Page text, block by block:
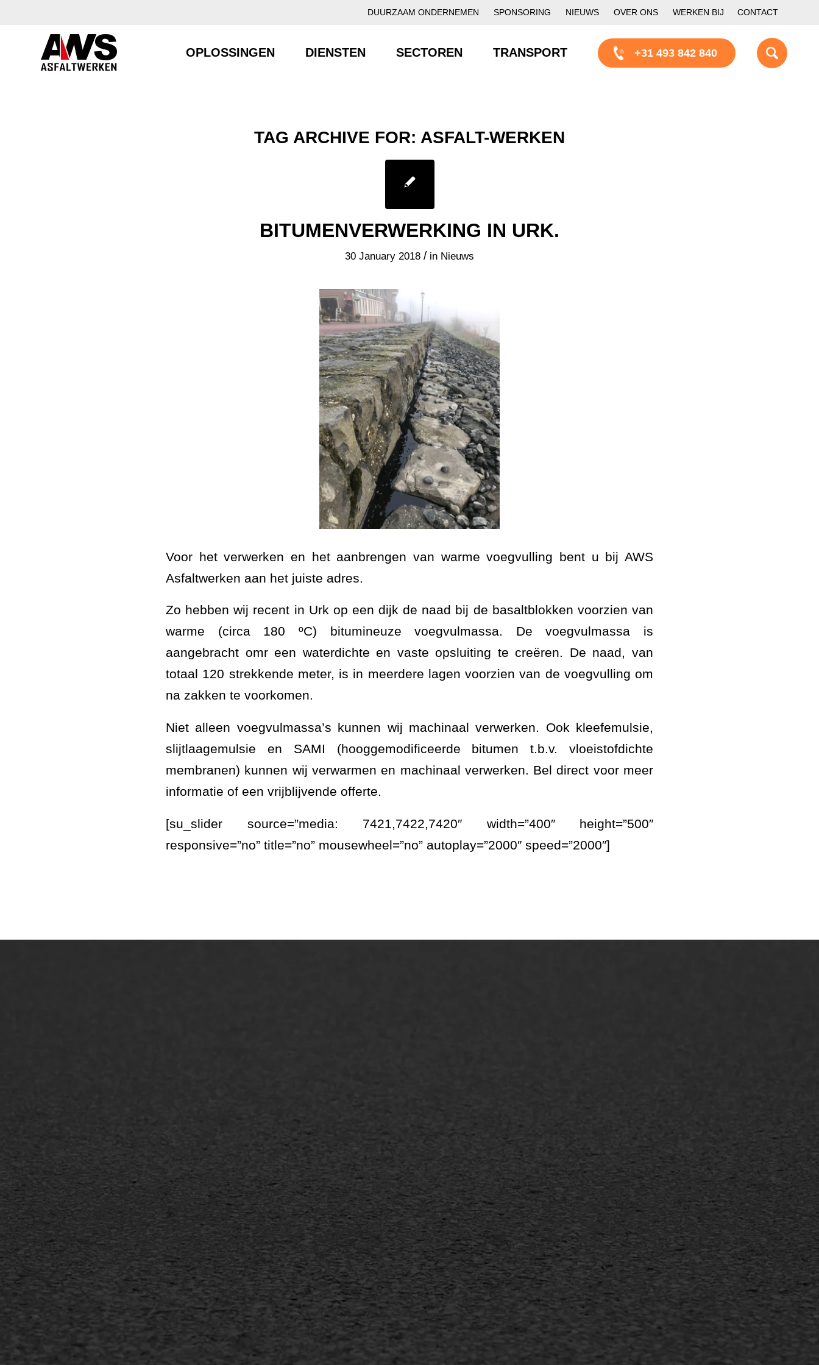
DUURZAAM ONDERNEMEN SPONSORING NIEUWS OVER ONS WERKEN BIJ CONTACT
OPLOSSINGEN DIENSTEN SECTOREN TRANSPORT +31 493 842 840
TAG ARCHIVE FOR: ASFALT-WERKEN
BITUMENVERWERKING IN URK.
30 January 2018 / in Nieuws
Voor het verwerken en het aanbrengen van warme voegvulling bent u bij AWS
Asfaltwerken aan het juiste adres.
Zo hebben wij recent in Urk op een dijk de naad bij de basaltblokken voorzien van
warme (circa 180 ºC) bitumineuze voegvulmassa. De voegvulmassa is
aangebracht omr een waterdichte en vaste opsluiting te creëren. De naad, van
totaal 120 strekkende meter, is in meerdere lagen voorzien van de voegvulling om
na zakken te voorkomen.
Niet alleen voegvulmassa’s kunnen wij machinaal verwerken. Ook kleefemulsie,
slijtlaagemulsie en SAMI (hooggemodificeerde bitumen t.b.v. vloeistofdichte
membranen) kunnen wij verwarmen en machinaal verwerken. Bel direct voor meer
informatie of een vrijblijvende offerte.
[su_slider source=”media: 7421,7422,7420″ width=”400″ height=”500″
responsive=”no” title=”no” mousewheel=”no” autoplay=”2000″ speed=”2000″]
Markering verlagen
WIJ WERKEN VOOR
GWW aannemers
Overheid
Industrie & MKB
Agrarische bedrijven
Bitumineuze voegvulling
Gietasfalt reparatie
Verwijderen markering
Vlakslijpen
Inschrijven nieuwsbrief
Duurzaam ondernemen